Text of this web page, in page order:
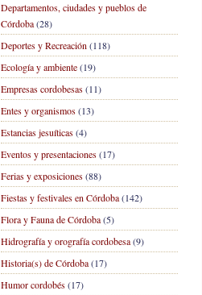
Departamentos, ciudades y pueblos de
Córdoba(28)
Deportes y Recreación (118)
Ecología y ambiente(19)
Empresas cordobesas(11)
Entes y organismos(13)
Estancias jesuíticas(4)
Eventos y presentaciones(17)
Ferias y exposiciones(88)
Fiestas y festivales en Córdoba(142)
Flora y Fauna de Córdoba(5)
Hidrografía y orografía cordobesa(9)
Historia(s) de Córdoba(17)
Humor cordobés(17)